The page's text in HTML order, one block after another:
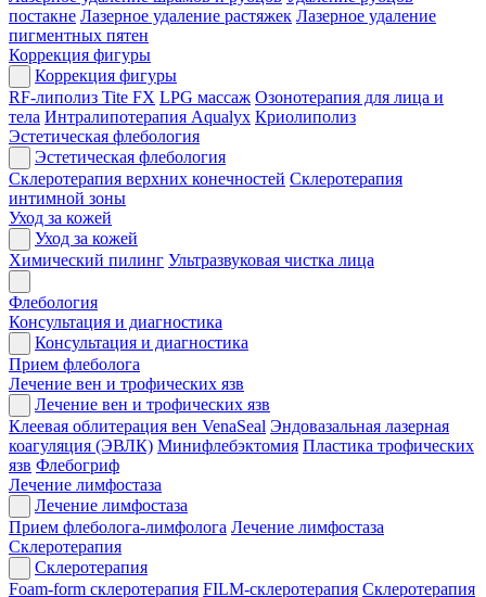
постакне Лазерное удаление растяжек Лазерное удаление
пигментных пятен
Коррекция фигуры
Коррекция фигуры
RF-липолиз Tite FX LPG массаж Озонотерапия для лица и
тела Интралипотерапия Aqualyx Криолиполиз
Эстетическая флебология
Эстетическая флебология
Склеротерапия верхних конечностей Склеротерапия
интимной зоны
Уход за кожей
Уход за кожей
Химический пилинг Ультразвуковая чистка лица
Флебология
Консультация и диагностика
Консультация и диагностика
Прием флеболога
Лечение вен и трофических язв
Лечение вен и трофических язв
Клеевая облитерация вен VenaSeal Эндовазальная лазерная
коагуляция (ЭВЛК) Минифлебэктомия Пластика трофических
язв Флебогриф
Лечение лимфостаза
Лечение лимфостаза
Прием флеболога-лимфолога Лечение лимфостаза
Склеротерапия
Склеротерапия
Foam-form склеротерапия FILM-склеротерапия Склеротерапия